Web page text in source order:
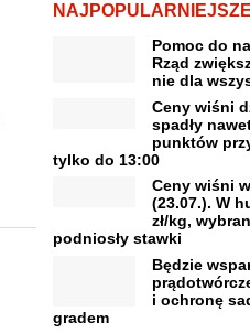
NAJPOPULARNIEJSZE
Pomoc do
Rząd
nie dla
Ceny wiśni
spadły
punktów
tylko do 13:00
Ceny wiśni
(23.07.). W
zł/kg,
podniosły stawki
Będzie
i ochronę
gradem